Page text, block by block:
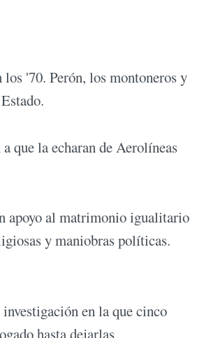
'70. Perón, los montoneros y
que la echaran de Aerolíneas
apoyo al matrimonio igualitario
y maniobras políticas.
en la que cinco
hasta dejarlas